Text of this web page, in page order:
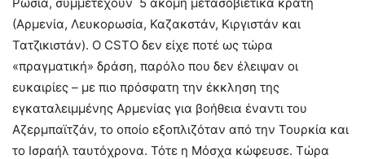
(Αρμενία, Λευκορωσία, Καζακστάν, Κιργιστάν και
Τατζικιστάν). Ο CSTO δεν είχε ποτέ ως τώρα
«πραγματική» δράση, παρόλο που δεν έλειψαν οι
ευκαιρίες – με πιο πρόσφατη την έκκληση της
εγκαταλειμμένης Αρμενίας για βοήθεια έναντι του
Αζερμπαϊτζάν, το οποίο εξοπλιζόταν από την Τουρκία και
το Ισραήλ ταυτόχρονα. Τότε η Μόσχα κώφευσε. Τώρα